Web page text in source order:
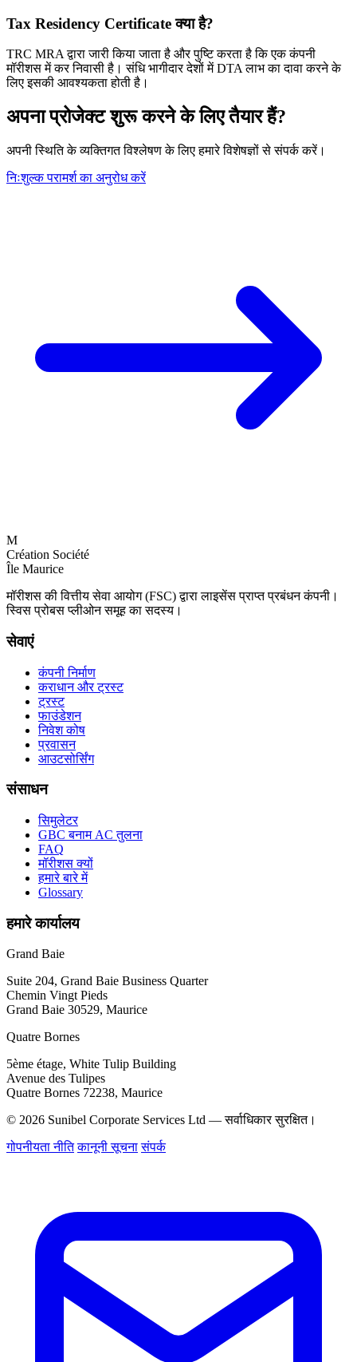
Tax Residency Certificate क्या है?
TRC MRA द्वारा जारी किया जाता है और पुष्टि करता है कि एक कंपनी
मॉरीशस में कर निवासी है। संधि भागीदार देशों में DTA लाभ का दावा करने के
लिए इसकी आवश्यकता होती है।
अपना प्रोजेक्ट शुरू करने के लिए तैयार हैं?
अपनी स्थिति के व्यक्तिगत विश्लेषण के लिए हमारे विशेषज्ञों से संपर्क करें।
निःशुल्क परामर्श का अनुरोध करें
M
Création Société
Île Maurice
मॉरीशस की वित्तीय सेवा आयोग (FSC) द्वारा लाइसेंस प्राप्त प्रबंधन कंपनी।
स्विस प्रोबस प्लीओन समूह का सदस्य।
सेवाएं
कंपनी निर्माण
कराधान और ट्रस्ट
ट्रस्ट
फाउंडेशन
निवेश कोष
प्रवासन
आउटसोर्सिंग
संसाधन
सिमुलेटर
GBC बनाम AC तुलना
FAQ
मॉरीशस क्यों
हमारे बारे में
Glossary
हमारे कार्यालय
Grand Baie
Suite 204, Grand Baie Business Quarter
Chemin Vingt Pieds
Grand Baie 30529, Maurice
Quatre Bornes
5ème étage, White Tulip Building
Avenue des Tulipes
Quatre Bornes 72238, Maurice
© 2026 Sunibel Corporate Services Ltd — सर्वाधिकार सुरक्षित।
गोपनीयता नीति कानूनी सूचना संपर्क